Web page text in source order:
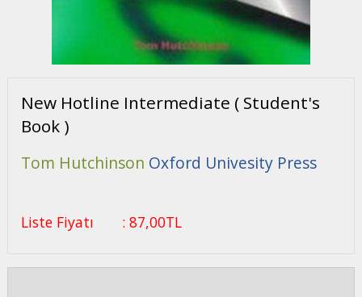
New Hotline Intermediate ( Student's
Book )
Tom Hutchinson Oxford Univesity Press
Liste Fiyatı : 87,00TL